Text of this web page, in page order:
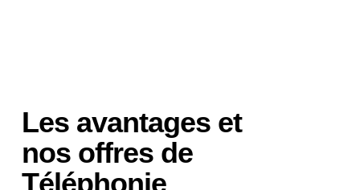
Les avantages et
nos offres de
Téléphonie